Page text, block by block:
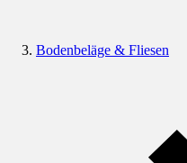
Bodenbeläge & Fliesen